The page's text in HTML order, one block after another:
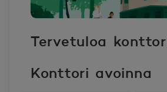
Tervetuloa
Konttori avoinna